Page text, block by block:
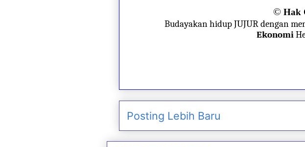
©Hak
Budayakan hidup JUJUR dengan
Ekonomi
Posting Lebih Baru